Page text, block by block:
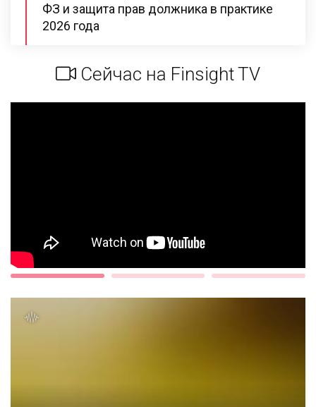
ФЗ и защита прав должника в практике
2026 года
Сейчас на Finsight TV